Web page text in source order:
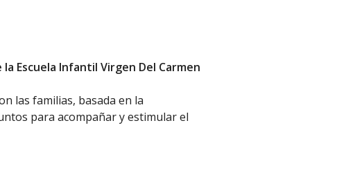
Escuela Infantil Virgen Del Carmen
las familias, basada en la
para acompañar y estimular el